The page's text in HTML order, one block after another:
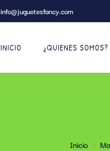
info@juguetesfancy.com
INICIO ¿QUIENES SOMOS?
Inicio